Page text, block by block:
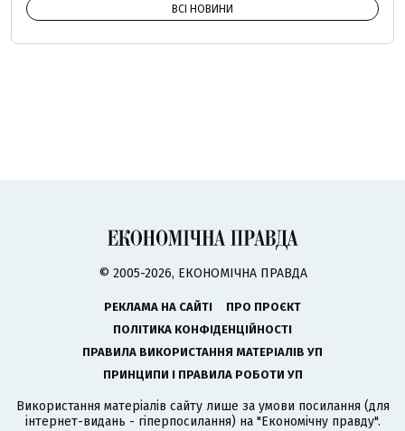
ВСІ НОВИНИ
© 2005-2026, ЕКОНОМІЧНА ПРАВДА
РЕКЛАМА НА САЙТІ
ПРО ПРОЄКТ
ПОЛІТИКА КОНФІДЕНЦІЙНОСТІ
ПРАВИЛА ВИКОРИСТАННЯ МАТЕРІАЛІВ УП
ПРИНЦИПИ І ПРАВИЛА РОБОТИ УП
Використання матеріалів сайту лише за умови посилання (для
інтернет-видань - гіперпосилання) на "Економічну правду".